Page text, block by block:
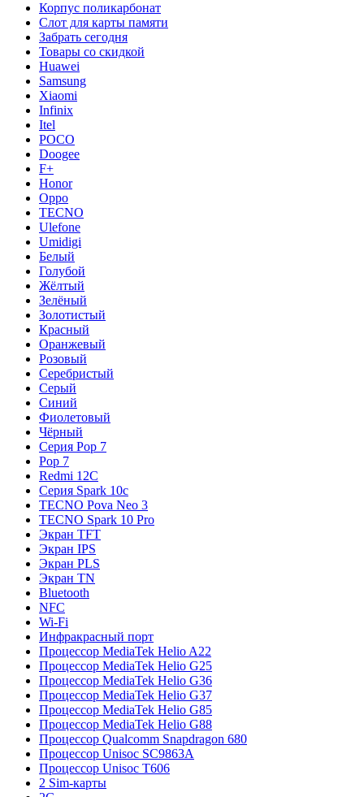
Корпус поликарбонат
Слот для карты памяти
Забрать сегодня
Товары со скидкой
Huawei
Samsung
Xiaomi
Infinix
Itel
POCO
Doogee
F+
Honor
Oppo
TECNO
Ulefone
Umidigi
Белый
Голубой
Жёлтый
Зелёный
Золотистый
Красный
Оранжевый
Розовый
Серебристый
Серый
Синий
Фиолетовый
Чёрный
Серия Pop 7
Pop 7
Redmi 12C
Серия Spark 10c
TECNO Pova Neo 3
TECNO Spark 10 Pro
Экран TFT
Экран IPS
Экран PLS
Экран TN
Bluetooth
NFC
Wi-Fi
Инфракрасный порт
Процессор MediaTek Helio A22
Процессор MediaTek Helio G25
Процессор MediaTek Helio G36
Процессор MediaTek Helio G37
Процессор MediaTek Helio G85
Процессор MediaTek Helio G88
Процессор Qualcomm Snapdragon 680
Процессор Unisoc SC9863A
Процессор Unisoc T606
2 Sim-карты